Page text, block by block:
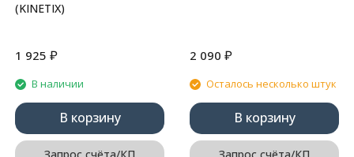
(KINETIX)
1 925 ₽
В наличии
В корзину
2 090 ₽
Осталось несколько штук
В корзину